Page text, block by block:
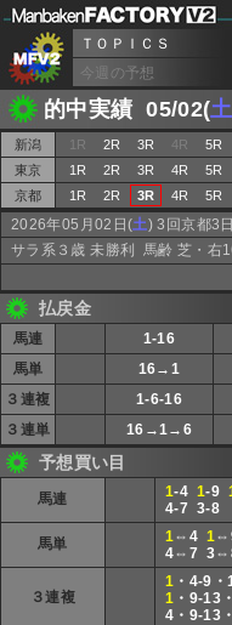
ＴＯＰＩＣＳ
今週の予想
的中実績 05/02(土
新潟 1R 2R 3R 4R 5R
東京
1R 2R 3R 4R 5R
京都
1R 2R 3R 4R 5R
2026年05月02日(土) 3回京都3
サラ系３歳 未勝利 馬齢 芝・右
払戻金
馬連 1-16
馬単 16→1
３連複 1-6-16
３連単 16→1→6
予想買い目
馬連 1-4 1-9
4-7 3-8
馬単 1⇔4 1
4⇔7
３連複
1 ・4-9
1 ・9-13
4・9-13